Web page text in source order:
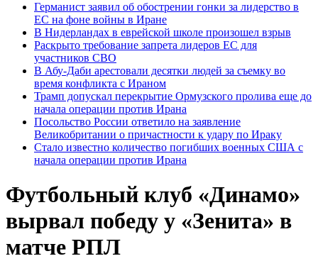
Германист заявил об обострении гонки за лидерство в
ЕС на фоне войны в Иране
В Нидерландах в еврейской школе произошел взрыв
Раскрыто требование запрета лидеров ЕС для
участников СВО
В Абу-Даби арестовали десятки людей за съемку во
время конфликта с Ираном
Трамп допускал перекрытие Ормузского пролива еще до
начала операции против Ирана
Посольство России ответило на заявление
Великобритании о причастности к удару по Ираку
Стало известно количество погибших военных США с
начала операции против Ирана
Футбольный клуб «Динамо»
вырвал победу у «Зенита» в
матче РПЛ